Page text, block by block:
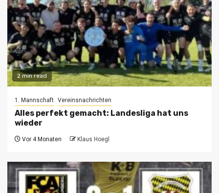
2 min read
1. Mannschaft Vereinsnachrichten
Alles perfekt gemacht: Landesliga hat uns
wieder
Vor 4 Monaten Klaus Hoegl